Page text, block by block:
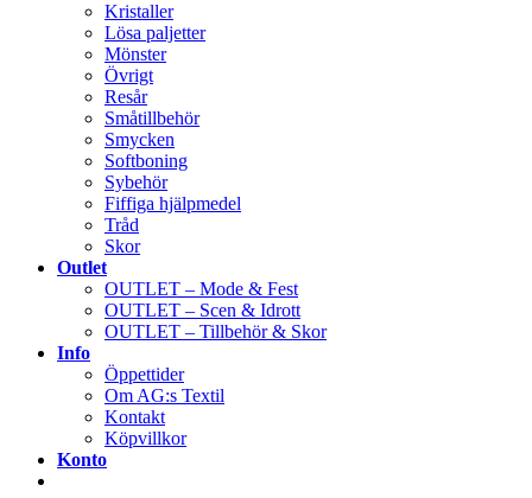
Kristaller
Lösa paljetter
Mönster
Övrigt
Resår
Småtillbehör
Smycken
Softboning
Sybehör
Fiffiga hjälpmedel
Tråd
Skor
Outlet
OUTLET – Mode & Fest
OUTLET – Scen & Idrott
OUTLET – Tillbehör & Skor
Info
Öppettider
Om AG:s Textil
Kontakt
Köpvillkor
Konto